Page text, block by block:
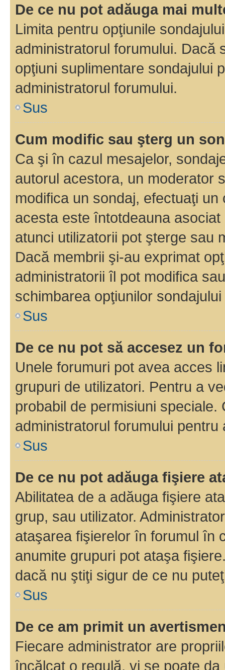
De ce nu pot adăuga mai
Limita pentru opţiunile
administratorul forumului. Dacă
opţiuni suplimentare sondajului
administratorul forumului.
Sus
Cum modific sau şterg un
Ca şi în cazul mesajelor,
autorul acestora, un moderator
modifica un sondaj, efectuaţi
acesta este întotdeauna
atunci utilizatorii pot şterge sau
Dacă membrii şi-au exprimat
administratorii îl pot modifica
schimbarea opţiunilor
Sus
De ce nu pot să accesez un
Unele forumuri pot avea acces
grupuri de utilizatori. Pentru a
probabil de permisiuni
administratorul forumului pentru
Sus
De ce nu pot adăuga fişiere
Abilitatea de a adăuga fişiere
grup, sau utilizator.
ataşarea fişierelor în forumul în
anumite grupuri pot ataşa
dacă nu ştiţi sigur de ce nu
Sus
De ce am primit un
Fiecare administrator are
încălcat o regulă, vi se poate